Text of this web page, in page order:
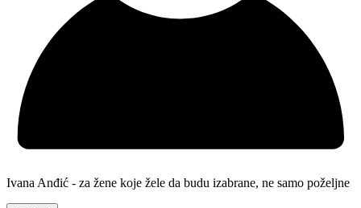
Ivana Anđić - za žene koje žele da budu izabrane, ne samo poželjne